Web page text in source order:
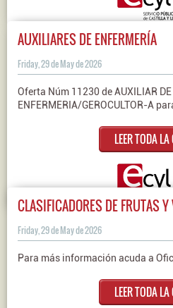
AUXILIARES DE ENFERMERÍA
Friday, 29 de May de 2026
Oferta Núm 11230 de AUXILIAR DE
ENFERMERIA/GEROCULTOR-A
LEER TODA LA
CLASIFICADORES DE FRUTAS
Friday, 29 de May de 2026
Para más información acuda a
LEER TODA LA